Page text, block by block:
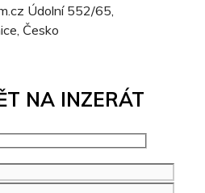
Údolní 552/65,
Česko
NA INZERÁT